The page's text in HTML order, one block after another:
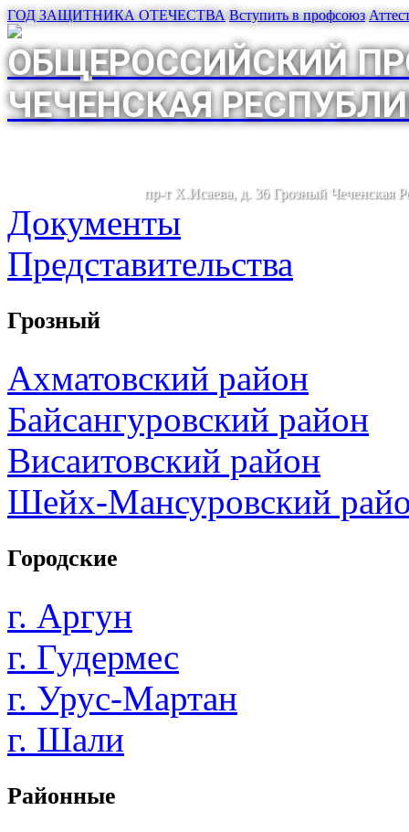
ГОД ЗАЩИТНИКА ОТЕЧЕСТВА Вступить в профсоюз
ОБЩЕРОССИЙСКИЙ
ЧЕЧЕНСКАЯ
пр-т Х.Исаева, д. 36 Грозный Чеченская
Документы
Представительства
Грозный
Ахматовский район
Байсангуровский район
Висаитовский район
Шейх-Мансуровский
Городские
г. Аргун
г. Гудермес
г. Урус-Мартан
г. Шали
Районные